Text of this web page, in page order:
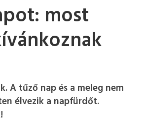
most
A tűző nap és a meleg nem
élvezik a napfürdőt.